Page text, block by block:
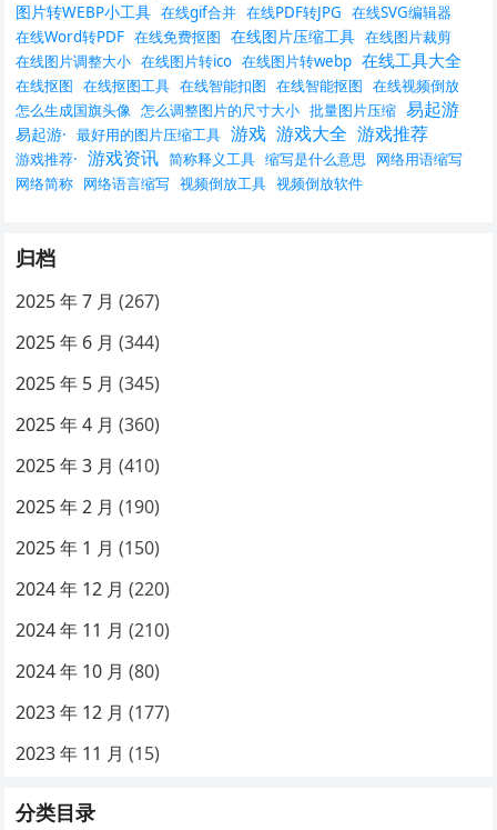
图片转WEBP小工具 在线gif合并 在线PDF转JPG 在线SVG编辑器
在线Word转PDF 在线免费抠图 在线图片压缩工具 在线图片裁剪
在线图片调整大小 在线图片转ico 在线图片转webp 在线工具大全
在线抠图 在线抠图工具 在线智能扣图 在线智能抠图 在线视频倒放
怎么生成国旗头像 怎么调整图片的尺寸大小 批量图片压缩 易起游
易起游· 最好用的图片压缩工具 游戏 游戏大全 游戏推荐
游戏推荐· 游戏资讯 简称释义工具 缩写是什么意思
网络用语缩写
网络简称 网络语言缩写 视频倒放工具 视频倒放软件
归档
2025 年 7 月 (267)
2025 年 6 月 (344)
2025 年 5 月 (345)
2025 年 4 月 (360)
2025 年 3 月 (410)
2025 年 2 月 (190)
2025 年 1 月 (150)
2024 年 12 月 (220)
2024 年 11 月 (210)
2024 年 10 月 (80)
2023 年 12 月 (177)
2023 年 11 月 (15)
分类目录